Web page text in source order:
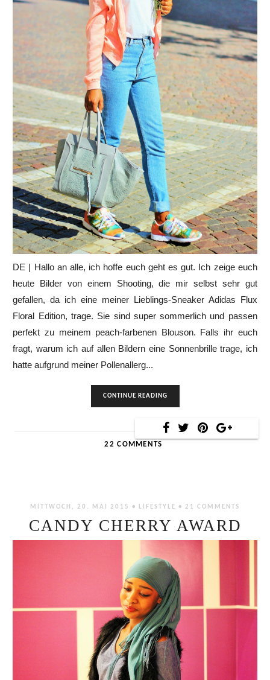
DE | Hallo an alle, ich hoffe euch geht es gut. Ich zeige euch
heute Bilder von einem Shooting, die mir selbst sehr gut
gefallen, da ich eine meiner Lieblings-Sneaker Adidas Flux
Floral Edition, trage. Sie sind super sommerlich und passen
perfekt zu meinem peach-farbenen Blouson. Falls ihr euch
fragt, warum ich auf allen Bildern eine Sonnenbrille trage, ich
hatte aufgrund meiner Pollenallerg...
CONTINUE READING
22 COMMENTS
MITTWOCH, 20. MAI 2015 • LIFESTYLE • 21 COMMENTS
CANDY CHERRY AWARD